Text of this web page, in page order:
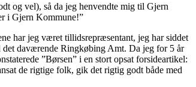
og vel), så da jeg henvendte mig til Gjern
i Gjern Kommune!”
har jeg været tillidsrepræsentant, jeg har siddet
daværende Ringkøbing Amt. Da jeg for 5 år
”Børsen” i en stort opsat forsideartikel:
de rigtige folk, gik det rigtig godt både med